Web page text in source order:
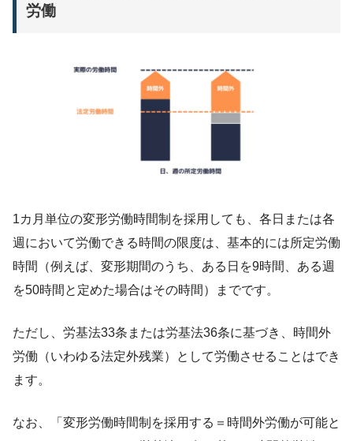
労働
1カ月単位の変形労働時間制を採用しても、各日または各
週において労働できる時間の限度は、基本的には所定労働
時間（例えば、変形期間のうち、ある日を9時間、ある週
を50時間と定めた場合はその時間）までです。
ただし、労基法33条または労基法36条に基づき、時間外
労働（いわゆる法定外残業）として労働させることはでき
ます。
なお、「変形労働時間制を採用する＝時間外労働が可能と